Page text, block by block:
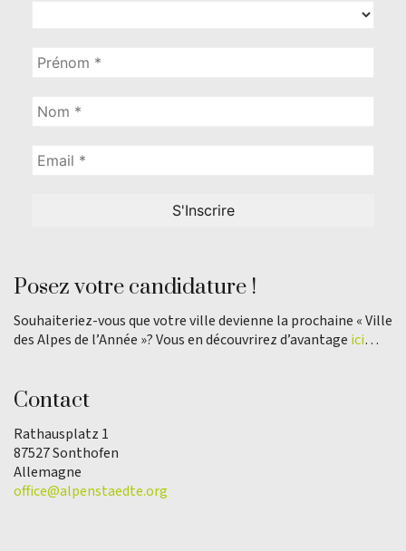
Posez votre candidature !
Souhaiteriez-vous que votre ville devienne la prochaine « Ville
des Alpes de l’Année »? Vous en découvrirez d’avantage ici…
Contact
Rathausplatz 1
87527 Sonthofen
Allemagne
office@alpenstaedte.org